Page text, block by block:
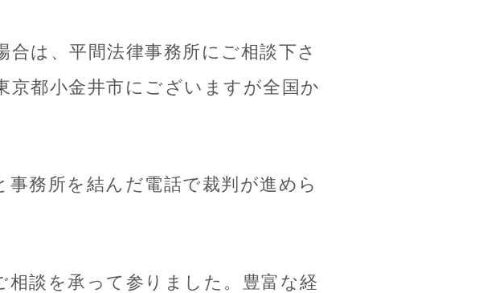
は、平間法律事務所にご相談下さ
京都小金井市にございますが全国か
務所を結んだ電話で裁判が進めら
談を承って参りました。豊富な経